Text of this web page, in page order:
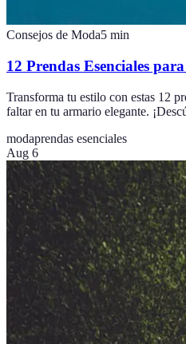
Consejos de Moda5 min
12 Prendas Esenciales
Transforma tu estilo con estas 12
faltar en tu armario elegante.
modaprendas esenciales
Aug 6